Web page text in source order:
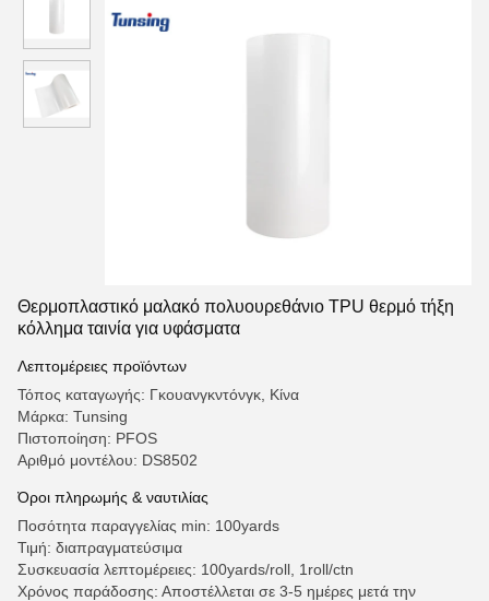
κόλλημα ταινία για υφάσματα
Θερμοπλαστικό μαλακό πολυουρεθάνιο TPU θερμό τήξη
κόλλημα ταινία για υφάσματα
Λεπτομέρειες προϊόντων
Τόπος καταγωγής: Γκουανγκντόνγκ, Κίνα
Μάρκα: Tunsing
Πιστοποίηση: PFOS
Αριθμό μοντέλου: DS8502
Όροι πληρωμής & ναυτιλίας
Ποσότητα παραγγελίας min: 100yards
Τιμή: διαπραγματεύσιμα
Συσκευασία λεπτομέρειες: 100yards/roll, 1roll/ctn
Χρόνος παράδοσης: Αποστέλλεται σε 3-5 ημέρες μετά την